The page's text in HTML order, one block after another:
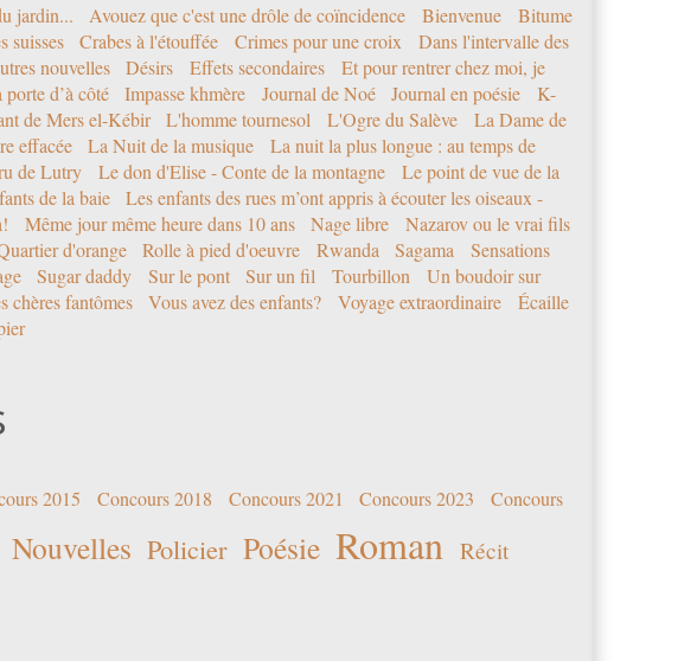
jardin... Avouez que c'est une drôle de coïncidence Bienvenue
Bitume
suisses Crabes à l'étouffée Crimes pour une croix
Dans l'intervalle des
nouvelles Désirs Effets secondaires
Et pour rentrer chez moi, je
d’à côté Impasse khmère Journal de Noé Journal en poésie
K-
de Mers el-Kébir L'homme tournesol L'Ogre du Salève
La Dame de
effacée La Nuit de la musique
La nuit la plus longue : au temps de
de Lutry Le don d'Elise - Conte de la montagne
Le point de vue de la
de la baie
Les enfants des rues m’ont appris à écouter les oiseaux -
Même jour même heure dans 10 ans Nage libre
Nazarov ou le vrai fils
d'orange Rolle à pied d'oeuvre Rwanda Sagama
Sensations
Sugar daddy Sur le pont Sur un fil Tourbillon
Un boudoir sur
chères fantômes Vous avez des enfants? Voyage extraordinaire
Écaille
2015 Concours 2018 Concours 2021 Concours 2023 Concours
Nouvelles Policier Poésie Roman Récit